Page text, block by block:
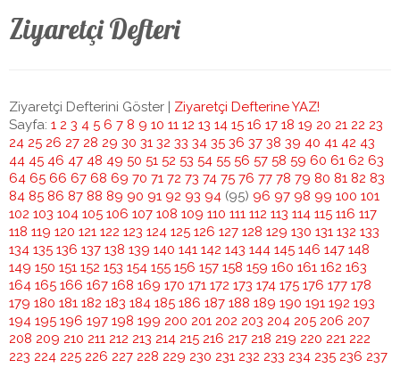
Ziyaretçi Defteri
Ziyaretçi Defterini Göster | Ziyaretçi Defterine YAZ!
Sayfa: 1 2 3 4 5 6 7 8 9 10 11 12 13 14 15 16 17 18 19 20 21 22 23
24 25 26 27 28 29 30 31 32 33 34 35 36 37 38 39 40 41 42 43
44 45 46 47 48 49 50 51 52 53 54 55 56 57 58 59 60 61 62 63
64 65 66 67 68 69 70 71 72 73 74 75 76 77 78 79 80 81 82 83
84 85 86 87 88 89 90 91 92 93 94 (95) 96 97 98 99 100 101
102 103 104 105 106 107 108 109 110 111 112 113 114 115 116 117
118 119 120 121 122 123 124 125 126 127 128 129 130 131 132 133
134 135 136 137 138 139 140 141 142 143 144 145 146 147 148
149 150 151 152 153 154 155 156 157 158 159 160 161 162 163
164 165 166 167 168 169 170 171 172 173 174 175 176 177 178
179 180 181 182 183 184 185 186 187 188 189 190 191 192 193
194 195 196 197 198 199 200 201 202 203 204 205 206 207
208 209 210 211 212 213 214 215 216 217 218 219 220 221 222
223 224 225 226 227 228 229 230 231 232 233 234 235 236 237